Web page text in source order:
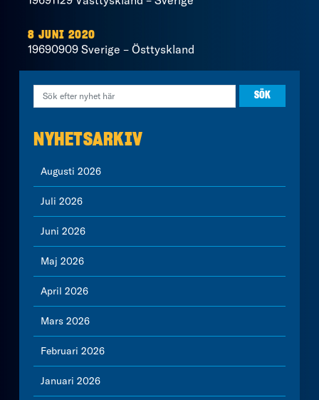
8 JUNI 2020
19690909 Sverige – Östtyskland
NYHETSARKIV
Augusti 2026
Juli 2026
Juni 2026
Maj 2026
April 2026
Mars 2026
Februari 2026
Januari 2026